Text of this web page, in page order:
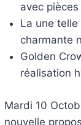
avec
La une
charmante
Golden
réalisation
Mardi 10
nouvelle